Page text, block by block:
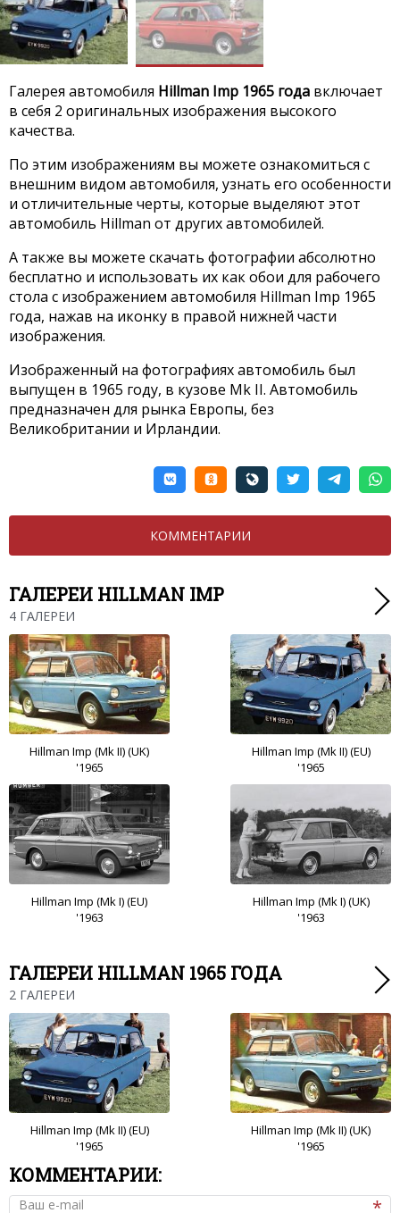
Галерея автомобиля Hillman Imp 1965 года включает
в себя 2 оригинальных изображения высокого
качества.
По этим изображениям вы можете ознакомиться с
внешним видом автомобиля, узнать его особенности
и отличительные черты, которые выделяют этот
автомобиль Hillman от других автомобилей.
А также вы можете скачать фотографии абсолютно
бесплатно и использовать их как обои для рабочего
стола с изображением автомобиля Hillman Imp 1965
года, нажав на иконку в правой нижней части
изображения.
Изображенный на фотографиях автомобиль был
выпущен в 1965 году, в кузове Mk II. Автомобиль
предназначен для рынка Европы, без
Великобритании и Ирландии.
КОММЕНТАРИИ
ГАЛЕРЕИ HILLMAN IMP
4 ГАЛЕРЕИ
Hillman Imp (Mk II) (UK)
'1965
Hillman Imp (Mk II) (EU)
'1965
Hillman Imp (Mk I) (EU)
'1963
Hillman Imp (Mk I) (UK)
'1963
ГАЛЕРЕИ HILLMAN 1965 ГОДА
2 ГАЛЕРЕИ
Hillman Imp (Mk II) (EU)
'1965
Hillman Imp (Mk II) (UK)
'1965
КОММЕНТАРИИ:
Ваш e-mail